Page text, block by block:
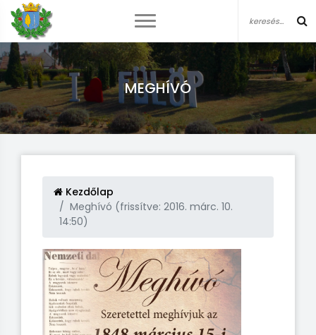
MEGHÍVÓ
Kezdőlap
Meghívó (frissítve: 2016. márc. 10.
14:50)